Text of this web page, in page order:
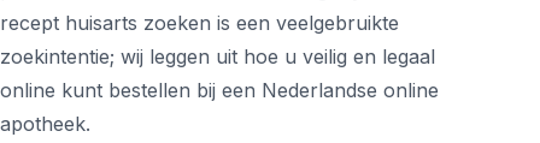
recept huisarts zoeken is een veelgebruikte
zoekintentie; wij leggen uit hoe u veilig en legaal
online kunt bestellen bij een Nederlandse online
apotheek.